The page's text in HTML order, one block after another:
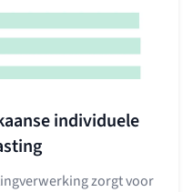
individuele
zorgt voor